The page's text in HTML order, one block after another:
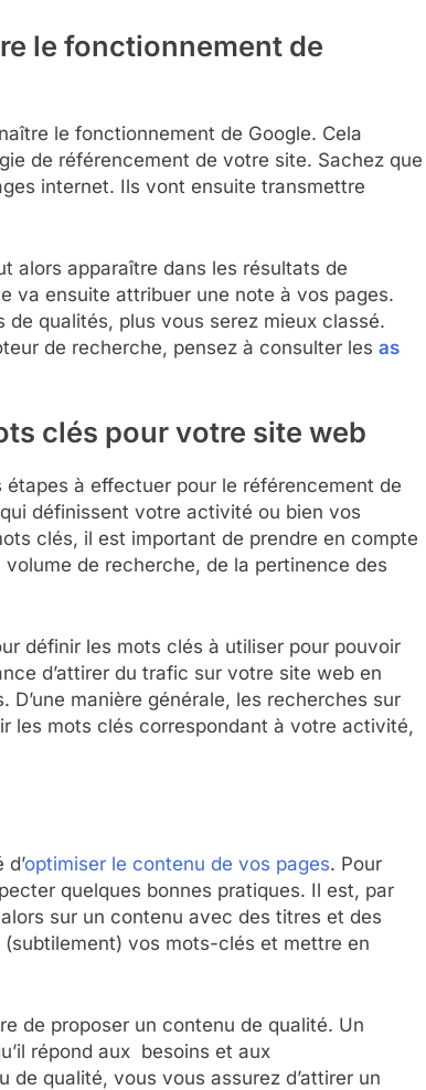
le fonctionnement de
le fonctionnement de Google. Cela
de référencement de votre site. Sachez que
internet. Ils vont ensuite transmettre
alors apparaître dans les résultats de
va ensuite attribuer une note à vos pages.
qualités, plus vous serez mieux classé.
de recherche, pensez à consulter les as
clés pour votre site web
à effectuer pour le référencement de
définissent votre activité ou bien vos
clés, il est important de prendre en compte
de recherche, de la pertinence des
définir les mots clés à utiliser pour pouvoir
d’attirer du trafic sur votre site web en
manière générale, les recherches sur
les mots clés correspondant à votre activité,
optimiser le contenu de vos pages. Pour
quelques bonnes pratiques. Il est, par
sur un contenu avec des titres et des
vos mots-clés et mettre en
de proposer un contenu de qualité. Un
répond aux besoins et aux
qualité, vous vous assurez d’attirer un